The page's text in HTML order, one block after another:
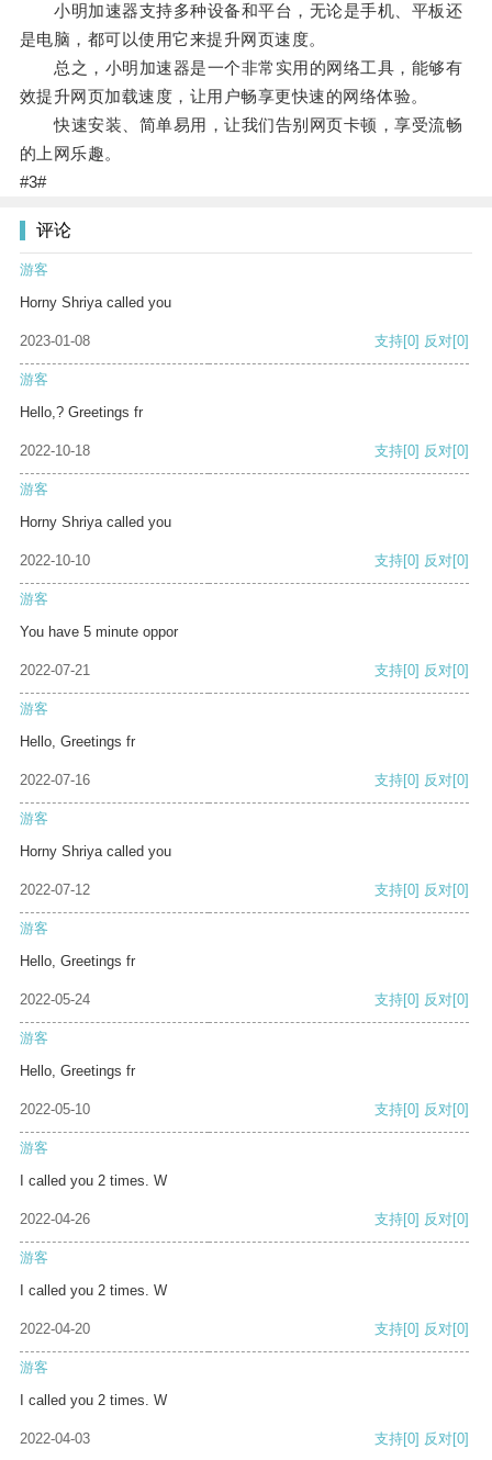
小明加速器支持多种设备和平台，无论是手机、平板还
是电脑，都可以使用它来提升网页速度。
总之，小明加速器是一个非常实用的网络工具，能够有
效提升网页加载速度，让用户畅享更快速的网络体验。
快速安装、简单易用，让我们告别网页卡顿，享受流畅
的上网乐趣。
#3#
评论
游客
Horny Shriya called you
2023-01-08 支持[0] 反对[0]
游客
Hello,? Greetings fr
2022-10-18 支持[0] 反对[0]
游客
Horny Shriya called you
2022-10-10 支持[0] 反对[0]
游客
You have 5 minute oppor
2022-07-21 支持[0] 反对[0]
游客
Hello, Greetings fr
2022-07-16 支持[0] 反对[0]
游客
Horny Shriya called you
2022-07-12 支持[0] 反对[0]
游客
Hello, Greetings fr
2022-05-24 支持[0] 反对[0]
游客
Hello, Greetings fr
2022-05-10 支持[0] 反对[0]
游客
I called you 2 times. W
2022-04-26 支持[0] 反对[0]
游客
I called you 2 times. W
2022-04-20 支持[0] 反对[0]
游客
I called you 2 times. W
2022-04-03 支持[0] 反对[0]